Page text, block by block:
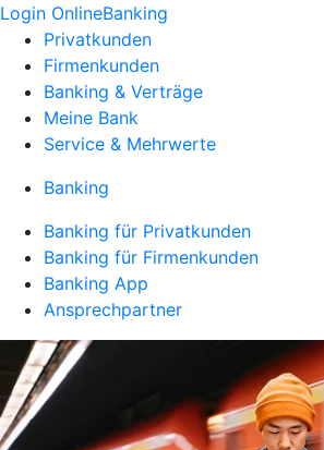
Login OnlineBanking
Privatkunden
Firmenkunden
Banking & Verträge
Meine Bank
Service & Mehrwerte
Banking
Banking für Privatkunden
Banking für Firmenkunden
Banking App
Ansprechpartner